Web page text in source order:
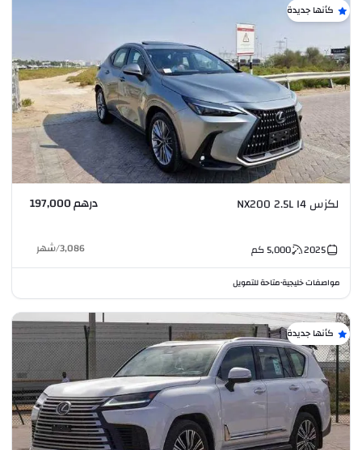
كأنها جديدة
لكزس NX200 2.5L I4 درهم 197,000
2025
5,000كم 3,086
/شهر
مواصفات خليجية•متاحة للتمويل
كأنها جديدة